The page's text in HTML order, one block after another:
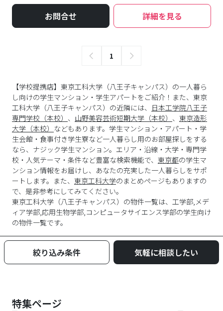
お問合せ 詳細を見る
1
【学校提携店】東京工科大学（八王子キャンパス）の一人暮ら
し向けの学生マンション・学生アパートをご紹介！また、東京
工科大学（八王子キャンパス）の近隣には、 日本工学院八王子
専門学校（本校） 、 山野美容芸術短期大学（本校） 、 東京造形
大学（本校） などもあります。学生マンション・アパート・学
生会館・食事付き学生寮など一人暮らし用のお部屋探しをする
なら、ナジック学生マンション。エリア・沿線・大学・専門学
校・人気テーマ・条件など豊富な検索機能で、 東京都の学生マ
ンション情報をお届けし、あなたの充実した一人暮らしをサポ
ートします。また、 東京工科大学のまとめページもありますの
で、是非参考にしてみてください。
東京工科大学 （八王子キャンパス）の物件一覧は、 工学部,メデ
ィア学部,応用生物学部,コンピュータサイエンス学部の学生向け
の物件一覧です。
絞り込み条件 気軽に相談したい
特集ページ